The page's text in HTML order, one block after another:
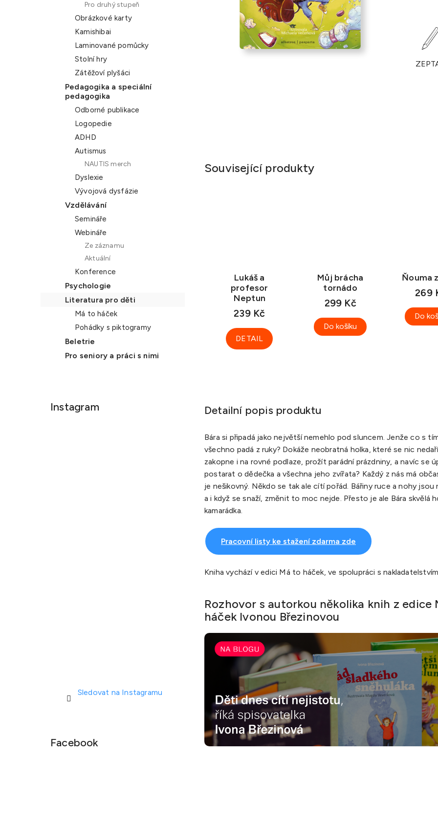
Pro druhý stupeň
Obrázkové karty
Kamishibai
Laminované pomůcky
Stolní hry
Zátěžoví plyšáci
Pedagogika a speciální
pedagogika
Odborné publikace
Logopedie
ADHD
Autismus
NAUTIS merch
Dyslexie
Vývojová dysfázie
Vzdělávání
Semináře
Webináře
Ze záznamu
Aktuální
Konference
Psychologie
Literatura pro děti
Má to háček
Pohádky s piktogramy
Beletrie
Pro seniory a práci s nimi
Instagram
Sledovat na Instagramu
Facebook
Související produkty
Lukáš a
profesor
Neptun
239 Kč
DETAIL
Můj brácha
tornádo
299 Kč
Do košíku
Ňouma
269
Do
Detailní popis produktu
Bára si připadá jako největší nemehlo pod sluncem. Jenže co s
všechno padá z ruky? Dokáže neobratná holka, které se nic
zakopne i na rovné podlaze, prožít parádní prázdniny, a navíc se
postarat o dědečka a všechna jeho zvířata? Každý z nás má
je nešikovný. Někdo se tak ale cítí pořád. Bářiny ruce a nohy jsou
a i když se snaží, změnit to moc nejde. Přesto je ale Bára skvělá
kamarádka.
Pracovní listy ke stažení zdarma zde
Kniha vychází v edici Má to háček, ve spolupráci s
Rozhovor s autorkou několika knih z edice
háček Ivonou Březinovou